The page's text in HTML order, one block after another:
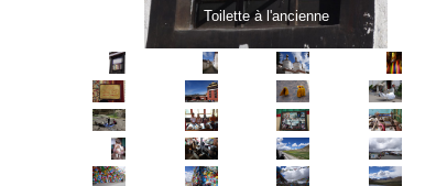
Toilette à l'ancienne